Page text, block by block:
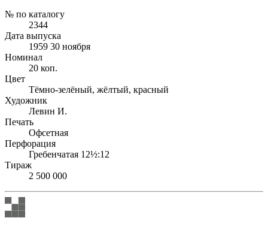
№ по каталогу
2344
Дата выпуска
1959 30 ноября
Номинал
20 коп.
Цвет
Тёмно-зелёный, жёлтый, красный
Художник
Левин И.
Печать
Офсетная
Перфорация
Гребенчатая 12½:12
Тираж
2 500 000